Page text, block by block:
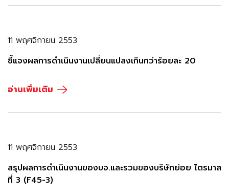
11 พฤศจิกายน 2553
ชี้แจงผลการดำเนินงานเปลี่ยนแปลงเกินกว่าร้อยละ 20
อ่านเพิ่มเติม
11 พฤศจิกายน 2553
สรุปผลการดำเนินงานของบจ.และรวมของบริษัทย่อย ไตรมาส
ที่ 3 (F45-3)